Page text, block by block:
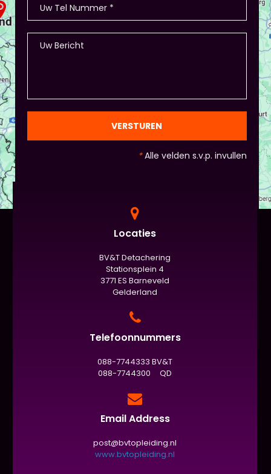
VERSTUREN
*Alle velden s.v.p. invullen
Locaties
BV&T Detachering
Stationsplein 4
3771 ES Barneveld
Gelderland
Telefoonnummers
088-7744333 BV&T
088-7744300 QD
Email Address
post@bvtopleiding.nl
www.bvtopleiding.nl